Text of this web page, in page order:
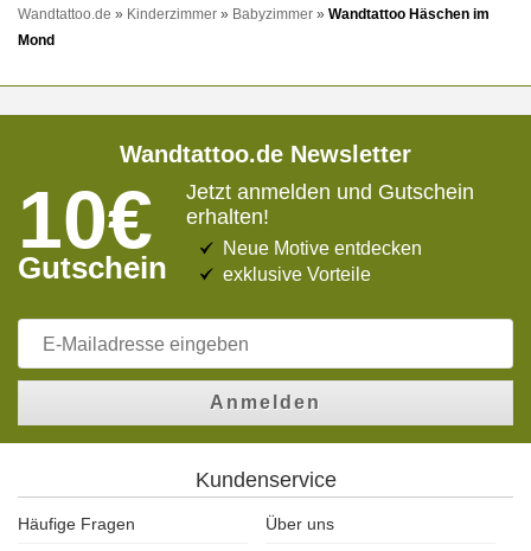
Wandtattoo.de » Kinderzimmer » Babyzimmer » Wandtattoo Häschen im
Mond
Wandtattoo.de Newsletter
10€
Gutschein
Jetzt anmelden und Gutschein
erhalten!
Neue Motive entdecken
exklusive Vorteile
Anmelden
Kundenservice
Häufige Fragen
Über uns